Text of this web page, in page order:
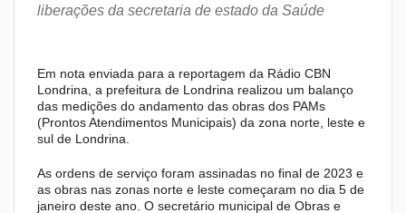
liberações da secretaria de estado da Saúde
Em nota enviada para a reportagem da Rádio CBN
Londrina, a prefeitura de Londrina realizou um balanço
das medições do andamento das obras dos PAMs
(Prontos Atendimentos Municipais) da zona norte, leste e
sul de Londrina.
As ordens de serviço foram assinadas no final de 2023 e
as obras nas zonas norte e leste começaram no dia 5 de
janeiro deste ano. O secretário municipal de Obras e